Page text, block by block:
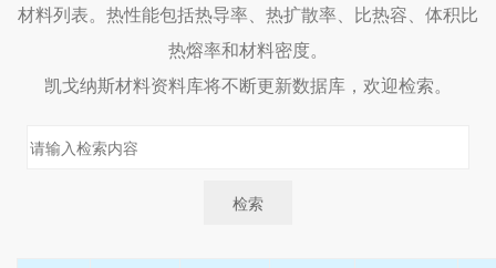
材料列表。热性能包括热导率、热扩散率、比热容、体积比
热熔率和材料密度。
凯戈纳斯材料资料库将不断更新数据库，欢迎检索。